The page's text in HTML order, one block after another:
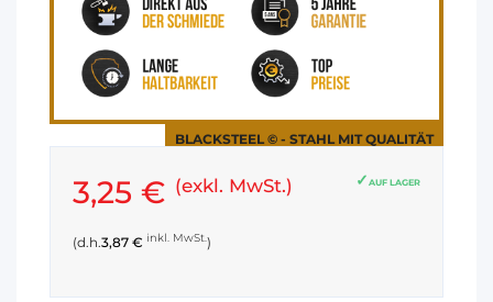
BLACKSTEEL © - STAHL MIT QUALITÄT
AUF LAGER
3,25 € (exkl. MwSt.)
(d.h.3,87 € inkl. MwSt.)